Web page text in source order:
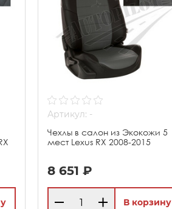
Артикул: -
Чехлы в салон из Экокожи 5
мест Lexus RX 2008-2015
8 651 ₽
В корзину